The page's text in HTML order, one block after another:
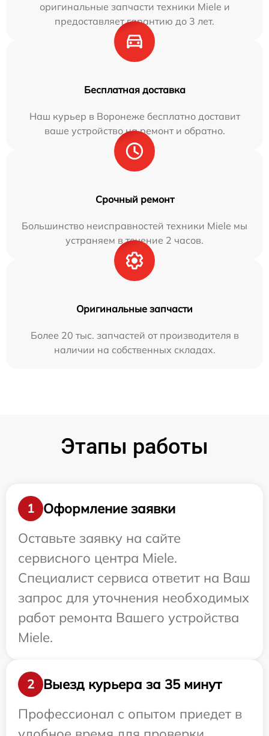
оригинальные запчасти техники Miele и
предоставляет гарантию до 3 лет.
Бесплатная доставка
Наш курьер в Воронеже бесплатно доставит
ваше устройство на ремонт и обратно.
Срочный ремонт
Большинство неисправностей техники Miele мы
устраняем в течение 2 часов.
Оригинальные запчасти
Более 20 тыс. запчастей от производителя в
наличии на собственных складах.
Этапы работы
1
Оформление заявки
Оставьте заявку на сайте
сервисного центра Miele.
Специалист сервиса ответит на Ваш
запрос для уточнения необходимых
работ ремонта Вашего устройства
Miele.
2
Выезд курьера за 35 минут
Профессионал с опытом приедет в